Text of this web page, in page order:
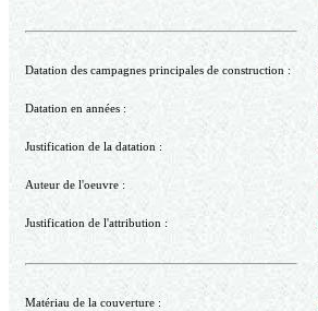
Datation des campagnes principales de construction :
Datation en années :
Justification de la datation :
Auteur de l'oeuvre :
Justification de l'attribution :
Matériau de la couverture :